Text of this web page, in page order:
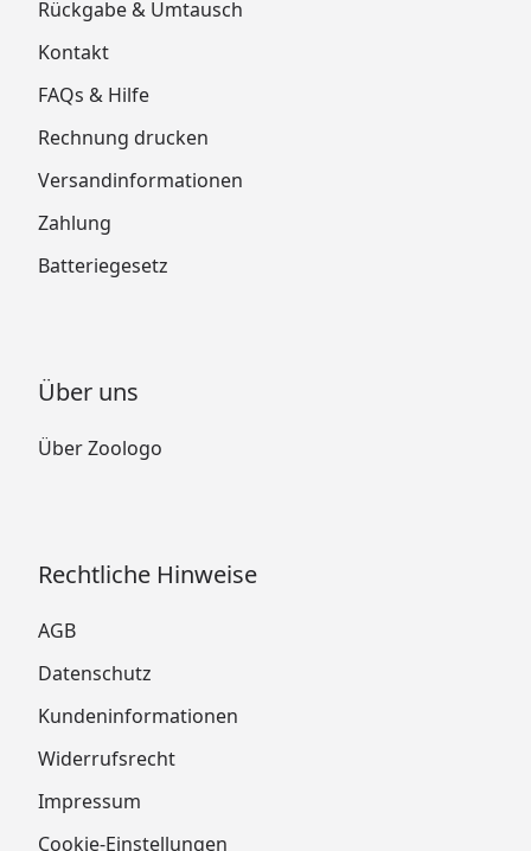
Rückgabe & Umtausch
Kontakt
FAQs & Hilfe
Rechnung drucken
Versandinformationen
Zahlung
Batteriegesetz
Über uns
Über Zoologo
Rechtliche Hinweise
AGB
Datenschutz
Kundeninformationen
Widerrufsrecht
Impressum
Cookie-Einstellungen